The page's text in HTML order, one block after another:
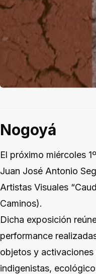
Nogoyá
El próximo miércoles
Juan José Antonio
Artistas Visuales
Caminos).
Dicha exposición
performance
objetos y
indigenistas,